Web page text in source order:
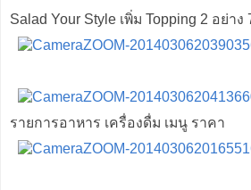
Salad Your Style เพิ่ม Topping 2 อย่าง
รายการอาหาร เครื่องดื่ม เมนู ราคา